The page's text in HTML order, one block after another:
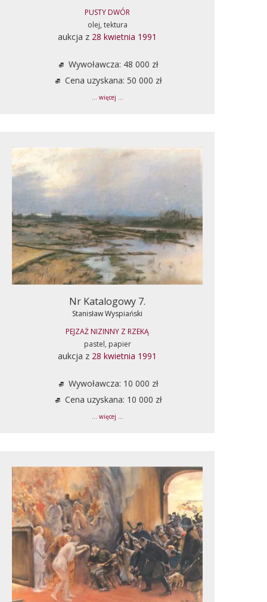
PUSTY DWÓR
olej, tektura
aukcja z 28 kwietnia 1991
Wywoławcza: 48 000 zł
Cena uzyskana: 50 000 zł
... więcej ...
Nr Katalogowy 7.
Stanisław Wyspiański
PEJZAŻ NIZINNY Z RZEKĄ
pastel, papier
aukcja z 28 kwietnia 1991
Wywoławcza: 10 000 zł
Cena uzyskana: 10 000 zł
... więcej ...